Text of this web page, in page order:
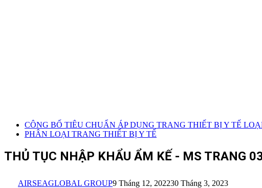
CÔNG BỐ TIÊU CHUẨN ÁP DỤNG TRANG THIẾT BỊ Y TẾ
PHÂN LOẠI TRANG THIẾT BỊ Y TẾ
THỦ TỤC NHẬP KHẨU ẨM KẾ - MS TRANG
AIRSEAGLOBAL GROUP9 Tháng 12, 202230 Tháng 3, 2023